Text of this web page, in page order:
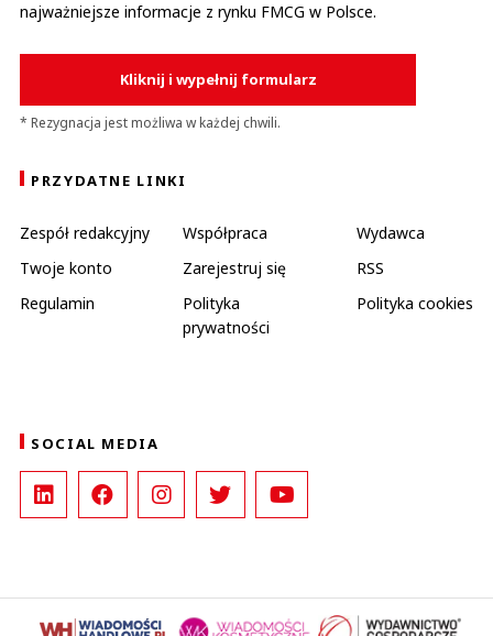
najważniejsze informacje z rynku FMCG w Polsce.
Kliknij i wypełnij formularz
* Rezygnacja jest możliwa w każdej chwili.
PRZYDATNE LINKI
Zespół redakcyjny Współpraca
Wydawca
Twoje konto
Zarejestruj się
RSS
Regulamin
Polityka
prywatności
Polityka cookies
SOCIAL MEDIA